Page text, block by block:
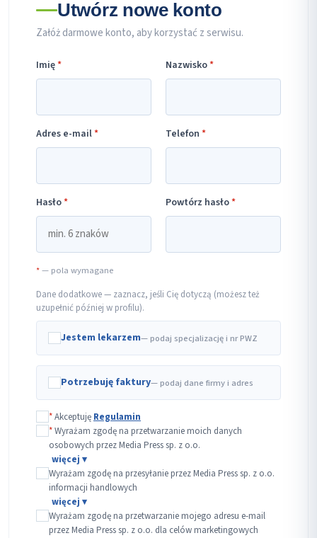
Utwórz nowe konto
Załóż darmowe konto, aby korzystać z serwisu.
Imię* Nazwisko*
Adres e-mail* Telefon *
Hasło* Powtórz hasło*
*— pola wymagane
Dane dodatkowe — zaznacz, jeśli Cię dotyczą (możesz też
uzupełnić później w profilu).
Jestem lekarzem— podaj specjalizację i nr PWZ
Potrzebuję faktury— podaj dane firmy i adres
*Akceptuję Regulamin
*Wyrażam zgodę na przetwarzanie moich danych
osobowych przez Media Press sp. z o.o.
Wyrażam zgodę na przesyłanie przez Media Press sp. z o.o.
informacji handlowych
Wyrażam zgodę na przetwarzanie mojego adresu e-mail
przez Media Press sp. z o.o. dla celów marketingowych